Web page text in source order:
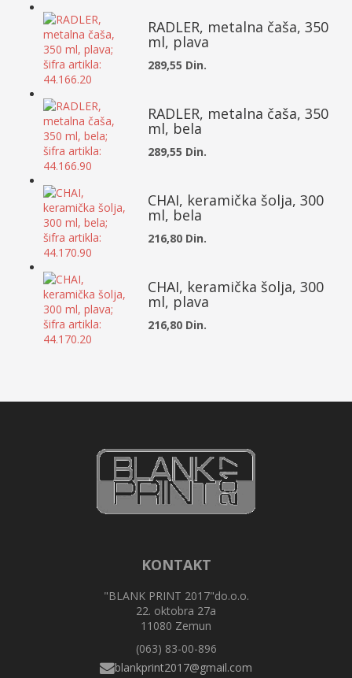
RADLER, metalna čaša, 350
ml, plava
289,55 Din.
RADLER, metalna čaša, 350
ml, bela
289,55 Din.
CHAI, keramička šolja, 300
ml, bela
216,80 Din.
CHAI, keramička šolja, 300
ml, plava
216,80 Din.
KONTAKT
"BLANK PRINT 2017"do.o.o.
22. oktobra 27a
11080 Zemun
(063) 83-00-896